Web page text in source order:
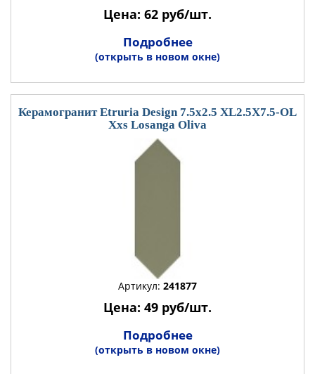
Цена: 62 руб/шт.
Подробнее
(открыть в новом окне)
Керамогранит Etruria Design 7.5x2.5 XL2.5X7.5-OL
Xxs Losanga Oliva
Артикул: 241877
Цена: 49 руб/шт.
Подробнее
(открыть в новом окне)